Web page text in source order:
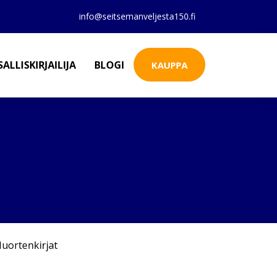
info@seitsemanveljesta150.fi
BLOGI KAUPPA